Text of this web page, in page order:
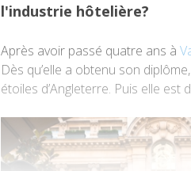
l'industrie hôtelière?
Après avoir passé quatre ans à
Dès qu’elle a obtenu son
étoiles d’Angleterre. Puis elle